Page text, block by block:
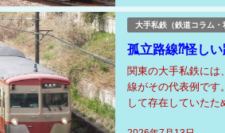
大手私鉄（鉄道コラム・
孤立路線⁇怪し
関東の大手私鉄には
線がその代表例です
して存在していたた